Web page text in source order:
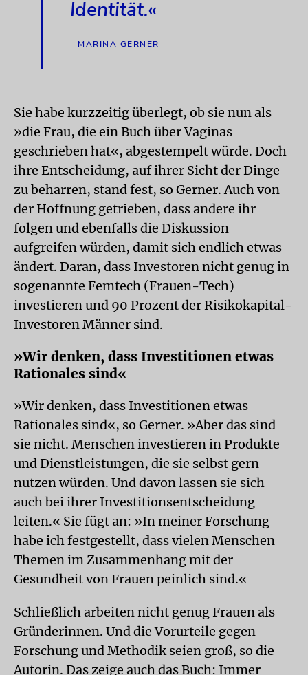
Identität.«
MARINA GERNER
Sie habe kurzzeitig überlegt, ob sie nun als
»die Frau, die ein Buch über Vaginas
geschrieben hat«, abgestempelt würde. Doch
ihre Entscheidung, auf ihrer Sicht der Dinge
zu beharren, stand fest, so Gerner. Auch von
der Hoffnung getrieben, dass andere ihr
folgen und ebenfalls die Diskussion
aufgreifen würden, damit sich endlich etwas
ändert. Daran, dass Investoren nicht genug in
sogenannte Femtech (Frauen-Tech)
investieren und 90 Prozent der Risiko­kapital-
Investoren Männer sind.
»Wir denken, dass Investitionen etwas
Rationales sind«
»Wir denken, dass Investitionen etwas
Rationales sind«, so Gerner. »Aber das sind
sie nicht. Menschen investieren in Produkte
und Dienstleistungen, die sie selbst gern
nutzen würden. Und davon lassen sie sich
auch bei ihrer Investitionsentscheidung
leiten.« Sie fügt an: »In meiner Forschung
habe ich festgestellt, dass vielen Menschen
Themen im Zusammenhang mit der
Gesundheit von Frauen peinlich sind.«
Schließlich arbeiten nicht genug Frauen als
Gründerinnen. Und die Vorurteile gegen
Forschung und Methodik seien groß, so die
Autorin. Das zeige auch das Buch: Immer